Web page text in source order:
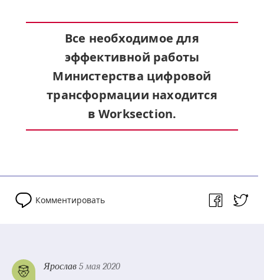
Все необходимое для
эффективной работы
Министерства цифровой
трансформации находится
в Worksection.
Комментировать
Ярослав 5 мая 2020